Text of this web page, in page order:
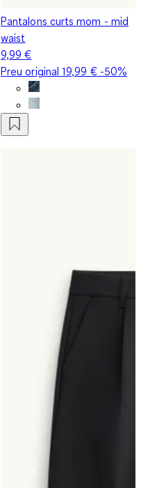
Pantalons curts mom - mid
waist
9,99 €
Preu original19,99 €-50%